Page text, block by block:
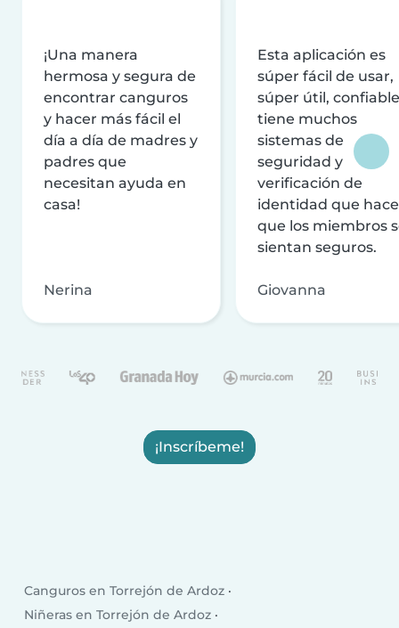
¡Una manera
hermosa y segura de
encontrar canguros
y hacer más fácil el
día a día de madres y
padres que
necesitan ayuda en
casa!
Nerina
Esta aplicación es
súper fácil de usar,
súper útil,
tiene muchos
sistemas de
seguridad y
verificación de
identidad que
que los miembros
sientan seguros.
Giovanna
¡Inscríbeme!
Canguros en Torrejón de Ardoz
Niñeras en Torrejón de Ardoz